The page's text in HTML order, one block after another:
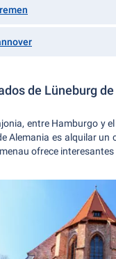
de Lüneburg
entre Hamburgo y
Alemania es alquilar
ofrece interesantes